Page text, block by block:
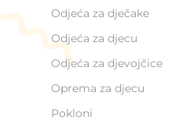
Odjeća za dječake
Odjeća za djecu
Odjeća za djevojčice
Oprema za djecu
Pokloni